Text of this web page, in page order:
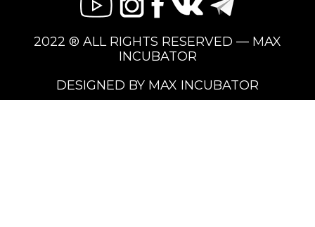
2022 ® ALL RIGHTS RESERVED — MAX
INCUBATOR
DESIGNED BY MAX INCUBATOR